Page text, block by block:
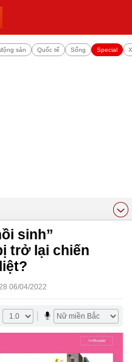
sản Quốc tế Sống Special
sinh”
trở lại chiến
06/04/2022